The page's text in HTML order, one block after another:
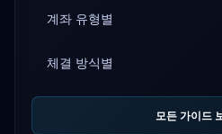
계좌 유형별
체결 방식별
모든 가이드